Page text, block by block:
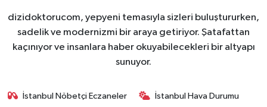
dizidoktorucom, yepyeni temasıyla sizleri buluştururken,
sadelik ve modernizmi bir araya getiriyor. Şatafattan
kaçınıyor ve insanlara haber okuyabilecekleri bir altyapı
sunuyor.
İstanbul Nöbetçi Eczaneler İstanbul Hava Durumu